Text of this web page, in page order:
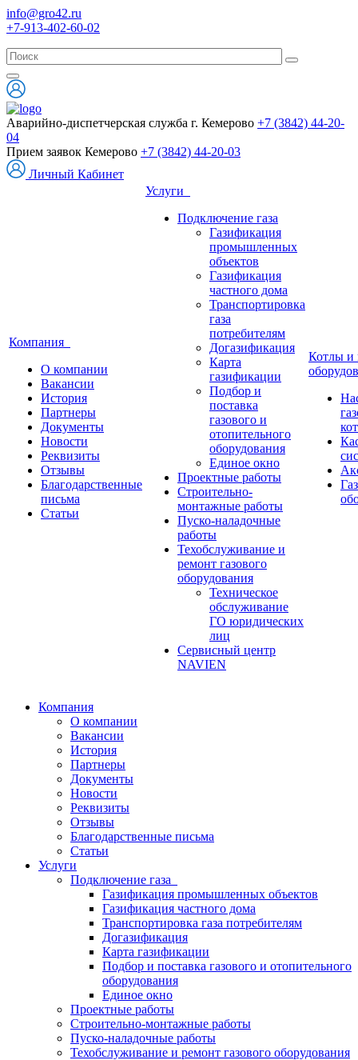
info@gro42.ru
+7-913-402-60-02
Аварийно-диспетчерская служба г. Кемерово +7 (3842) 44-20-
04
Прием заявок Кемерово +7 (3842) 44-20-03
Личный Кабинет
Компания
О компании
Вакансии
История
Партнеры
Документы
Новости
Реквизиты
Отзывы
Благодарственные
письма
Статьи
Услуги
Подключение газа
Газификация
промышленных
объектов
Газификация
частного дома
Транспортировка
газа
потребителям
Догазификация
Карта
газификации
Подбор и
поставка
газового и
отопительного
оборудования
Единое окно
Проектные работы
Строительно-
монтажные работы
Пуско-наладочные
работы
Техобслуживание и
ремонт газового
оборудования
Техническое
обслуживание
ГО юридических
лиц
Сервисный центр
NAVIEN
Котлы и
Компания
О компании
Вакансии
История
Партнеры
Документы
Новости
Реквизиты
Отзывы
Благодарственные письма
Статьи
Услуги
Подключение газа
Газификация промышленных объектов
Газификация частного дома
Транспортировка газа потребителям
Догазификация
Карта газификации
Подбор и поставка газового и отопительного
оборудования
Единое окно
Проектные работы
Строительно-монтажные работы
Пуско-наладочные работы
Техобслуживание и ремонт газового оборудования